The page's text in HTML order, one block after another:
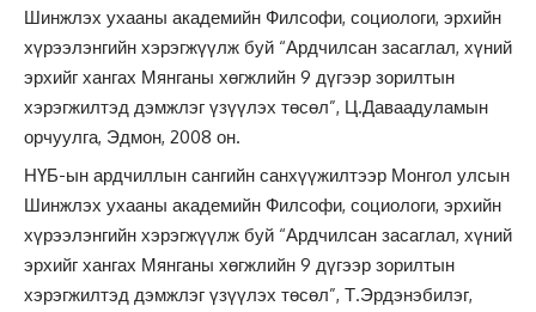
Шинжлэх ухааны академийн Филсофи, социологи, эрхийн
хүрээлэнгийн хэрэгжүүлж буй “Ардчилсан засаглал, хүний
эрхийг хангах Мянганы хөгжлийн 9 дүгээр зорилтын
хэрэгжилтэд дэмжлэг үзүүлэх төсөл”, Ц.Даваадуламын
орчуулга, Эдмон, 2008 он.
НҮБ-ын ардчиллын сангийн санхүүжилтээр Монгол улсын
Шинжлэх ухааны академийн Филсофи, социологи, эрхийн
хүрээлэнгийн хэрэгжүүлж буй “Ардчилсан засаглал, хүний
эрхийг хангах Мянганы хөгжлийн 9 дүгээр зорилтын
хэрэгжилтэд дэмжлэг үзүүлэх төсөл”, Т.Эрдэнэбилэг,